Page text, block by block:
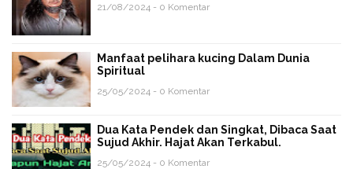
21/08/2024 - 0 Komentar
Manfaat pelihara kucing Dalam Dunia
Spiritual
25/05/2024 - 0 Komentar
Dua Kata Pendek dan Singkat, Dibaca Saat
Sujud Akhir. Hajat Akan Terkabul.
25/05/2024 - 0 Komentar